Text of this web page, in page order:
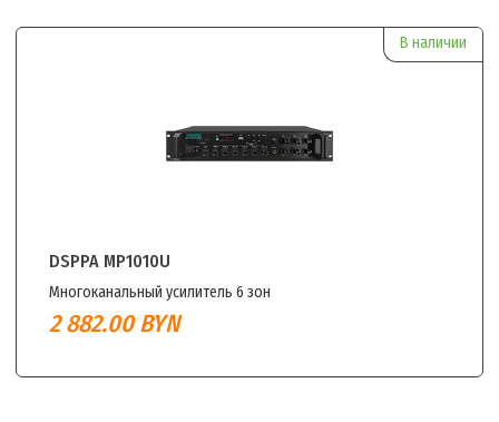
В наличии
DSPPA MP1010U
Многоканальный усилитель 6 зон
2 882.00BYN